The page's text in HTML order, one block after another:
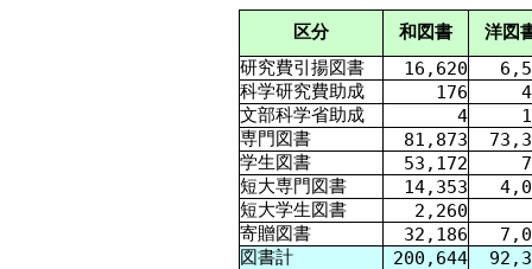
区分 和図書
洋図
研究費引揚図書
16,620
科学研究費助成
176
文部科学省助成
4
専門図書
81,873
学生図書
53,172
短大専門図書
14,353
短大学生図書
2,260
寄贈図書
32,186
図書計
200,644